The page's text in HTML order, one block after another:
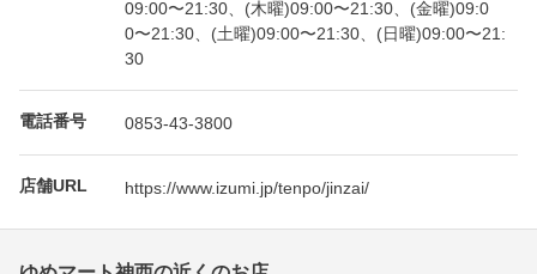
09:00〜21:30、(木曜)09:00〜21:30、(金曜)09:0
0〜21:30、(土曜)09:00〜21:30、(日曜)09:00〜21:
30
電話番号 0853-43-3800
店舗URL https://www.izumi.jp/tenpo/jinzai/